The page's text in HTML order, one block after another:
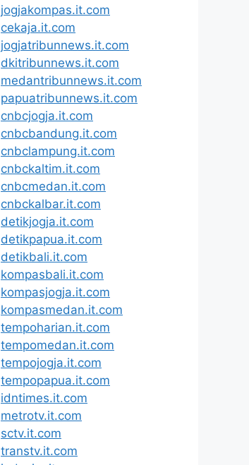
jogjakompas.it.com
cekaja.it.com
jogjatribunnews.it.com
dkitribunnews.it.com
medantribunnews.it.com
papuatribunnews.it.com
cnbcjogja.it.com
cnbcbandung.it.com
cnbclampung.it.com
cnbckaltim.it.com
cnbcmedan.it.com
cnbckalbar.it.com
detikjogja.it.com
detikpapua.it.com
detikbali.it.com
kompasbali.it.com
kompasjogja.it.com
kompasmedan.it.com
tempoharian.it.com
tempomedan.it.com
tempojogja.it.com
tempopapua.it.com
idntimes.it.com
metrotv.it.com
sctv.it.com
transtv.it.com